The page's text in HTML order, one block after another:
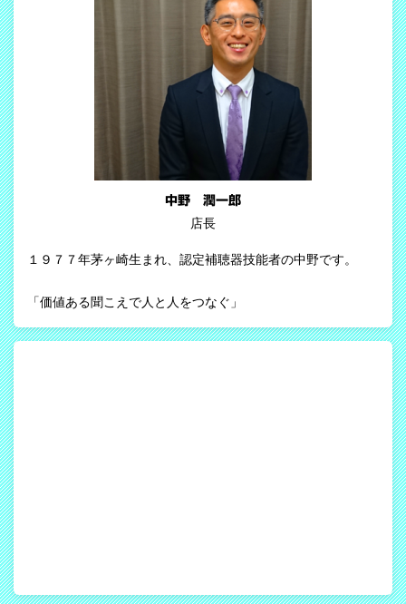
中野 潤一郎
店長
１９７７年茅ヶ崎生まれ、認定補聴器技能者の中野です。
「価値ある聞こえで人と人をつなぐ」